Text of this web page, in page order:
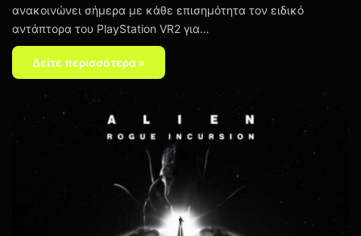
ανακοινώνει σήμερα με κάθε επισημότητα τον ειδικό
αντάπτορα του PlayStation VR2 για…
Δείτε περισσότερα »